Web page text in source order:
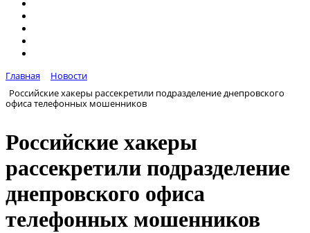
Главная
Новости
Российские хакеры рассекретили подразделение днепровского
офиса телефонных мошенников
Российские хакеры
рассекретили подразделение
днепровского офиса
телефонных мошенников